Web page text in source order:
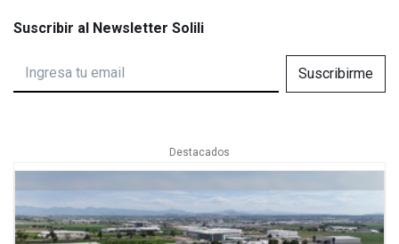
Suscribir al Newsletter Solili
Suscribirme
Destacados